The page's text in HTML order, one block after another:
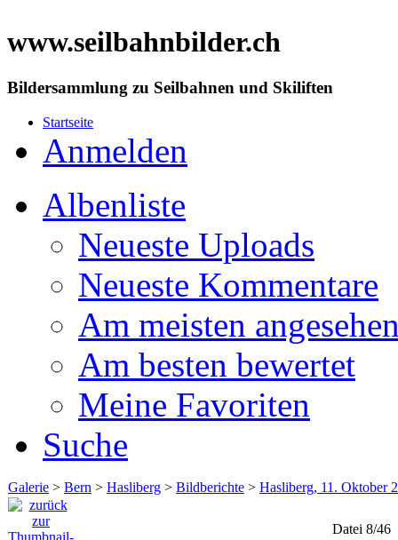
www.seilbahnbilder.ch
Bildersammlung zu Seilbahnen und Skiliften
Startseite
Anmelden
Albenliste
Neueste Uploads
Neueste Kommentare
Am meisten
Am besten bewertet
Meine Favoriten
Suche
Galerie > Bern > Hasliberg > Bildberichte > Hasliberg, 11. Oktober
Datei 8/46